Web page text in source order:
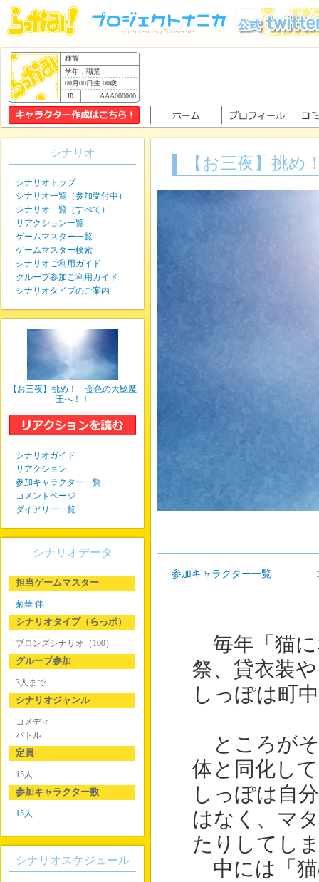
種族
学年：職業
00月00日生 00歳
AAA000000
【お三夜】挑
参加キャラクター一覧
毎年「猫に
祭、貸衣装
しっぽは町
ところが
体と同化し
しっぽは自
はなく、マ
たりしてし
中には「猫
シナリオ
シナリオトップ
シナリオ一覧（参加受付中）
シナリオ一覧（すべて）
リアクション一覧
ゲームマスター一覧
ゲームマスター検索
シナリオご利用ガイド
グループ参加ご利用ガイド
シナリオタイプのご案内
【お三夜】挑め！ 金色の大鯰魔
王へ！！
シナリオガイド
リアクション
参加キャラクター一覧
コメントページ
ダイアリー一覧
シナリオデータ
担当ゲームマスター
菊華 伴
シナリオタイプ（らっポ）
ブロンズシナリオ（100）
グループ参加
3人まで
シナリオジャンル
コメディ
バトル
定員
15人
参加キャラクター数
15人
シナリオスケジュール